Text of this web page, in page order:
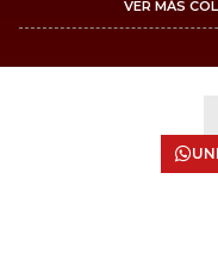
VER MÁS